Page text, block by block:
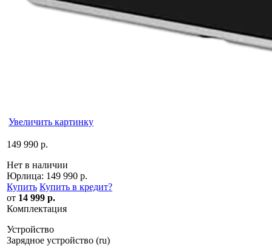
Увеличить картинку
149 990 р.
Нет в наличии
Юрлица: 149 990 р.
Купить Купить в кредит?
от 14 999 р.
Комплектация
Устройство
Зарядное устройство (ru)